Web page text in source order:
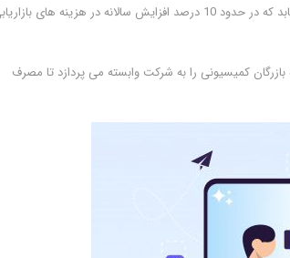
طبق مدیا کیکس ، هزینه های بازاریابی وابسته هر ساله در ایالات متحده آمریکا افزایش می یابد که در حدود 10 درصد افزایش سالانه در هزینه های
کمیسیونی را به شرکت وابسته می پردازد تا مصرف